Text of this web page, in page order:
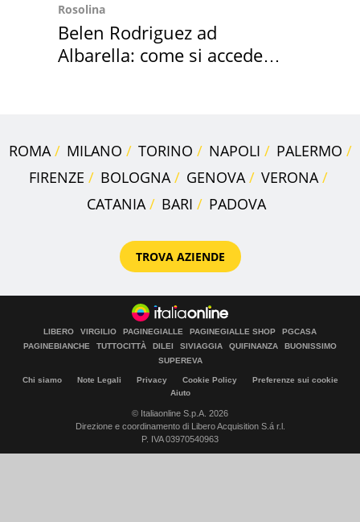
Rosolina
Belen Rodriguez ad
Albarella: come si accede
ROMA MILANO TORINO NAPOLI
PALERMO
FIRENZE
BOLOGNA GENOVA
VERONA
CATANIA
BARI PADOVA
TROVA AZIENDE
LIBERO VIRGILIO PAGINEGIALLE PAGINEGIALLE SHOP
PGCASA
PAGINEBIANCHE
TUTTOCITTÀ DILEI SIVIAGGIA QUIFINANZA
BUONISSIMO
SUPEREVA
Chi siamo Note Legali Privacy Cookie Policy
Preferenze sui cookie
Aiuto
© Italiaonline S.p.A. 2026
Direzione e coordinamento di Libero Acquisition S.á r.l.
P. IVA 03970540963